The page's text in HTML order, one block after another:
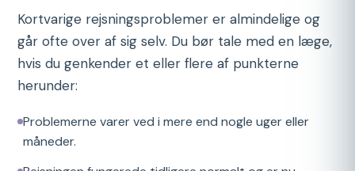
Kortvarige rejsningsproblemer er almindelige og
går ofte over af sig selv. Du bør tale med en læge,
hvis du genkender et eller flere af punkterne
herunder:
Problemerne varer ved i mere end nogle uger eller
måneder.